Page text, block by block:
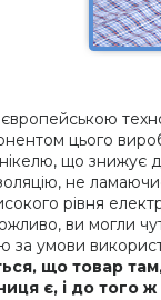
цього
що знижує
не
рівня
ви могли
за умови
що товар
є, і до того